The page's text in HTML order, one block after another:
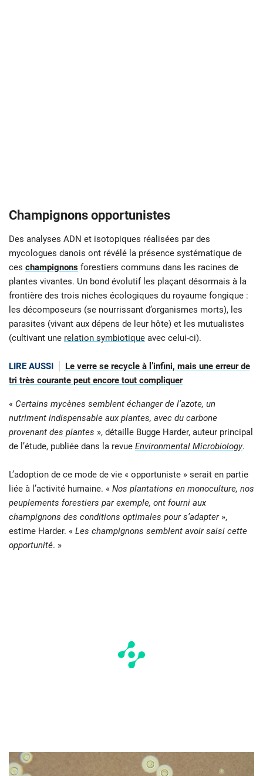
Champignons opportunistes
Des analyses ADN et isotopiques réalisées par des
mycologues danois ont révélé la présence systématique de
ces champignons forestiers communs dans les racines de
plantes vivantes. Un bond évolutif les plaçant désormais à la
frontière des trois niches écologiques du royaume fongique :
les décomposeurs (se nourrissant d’organismes morts), les
parasites (vivant aux dépens de leur hôte) et les mutualistes
(cultivant une relation symbiotique avec celui-ci).
LIRE AUSSI
Le verre se recycle à l’infini, mais une erreur de
tri très courante peut encore tout compliquer
« Certains mycènes semblent échanger de l’azote, un
nutriment indispensable aux plantes, avec du carbone
provenant des plantes », détaille Bugge Harder, auteur principal
de l’étude, publiée dans la revue Environmental Microbiology.
L’adoption de ce mode de vie « opportuniste » serait en partie
liée à l’activité humaine. « Nos plantations en monoculture, nos
peuplements forestiers par exemple, ont fourni aux
champignons des conditions optimales pour s’adapter»,
estime Harder. « Les champignons semblent avoir saisi cette
opportunité. »